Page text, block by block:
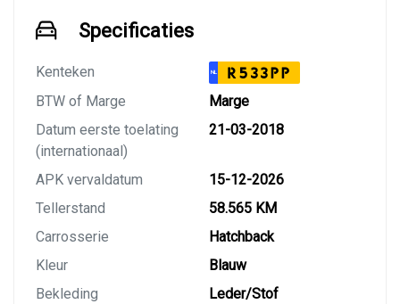
Specificaties
Kenteken NL R533PP
BTW of Marge
Marge
Datum eerste toelating
(internationaal)
21-03-2018
APK vervaldatum
15-12-2026
Tellerstand
58.565 KM
Carrosserie
Hatchback
Kleur
Blauw
Bekleding
Leder/Stof